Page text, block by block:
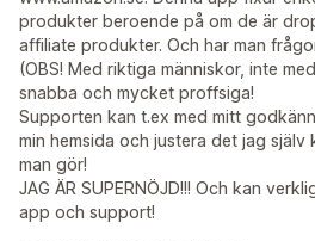
produkter beroende på om de är
affiliate produkter. Och har man
(OBS! Med riktiga människor, inte
snabba och mycket proffsiga!
Supporten kan t.ex med mitt
min hemsida och justera det jag
man gör!
JAG ÄR SUPERNÖJD!!! Och kan
app och support!